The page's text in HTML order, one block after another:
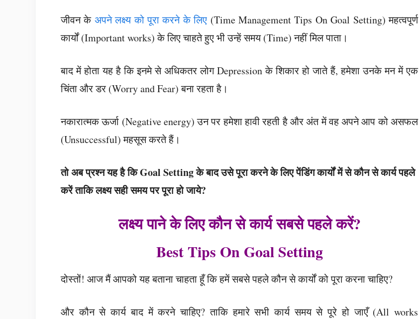
जीवन के अपने लक्ष्य को पूरा करने के लिए (Time Management Tips On Goal Setting) महत्वपूर्ण
कार्यों (Important works) के लिए चाहते हुए भी उन्हें समय (Time) नहीं मिल पाता।
बाद में होता यह है कि इनमे से अधिकतर लोग Depression के शिकार हो जाते हैं, हमेशा उनके मन में एक
चिंता और डर (Worry and Fear) बना रहता है।
नकारात्मक ऊर्जा (Negative energy) उन पर हमेशा हावी रहती है और अंत में वह अपने आप को असफल
(Unsuccessful) महसूस करते हैं।
तो अब प्रश्न यह है कि Goal Setting के बाद उसे पूरा करने के लिए पेंडिंग कार्यों में से कौन से कार्य पहले
करें ताकि लक्ष्य सही समय पर पूरा हो जाये?
लक्ष्य पाने के लिए कौन से कार्य सबसे पहले करें?
Best Tips On Goal Setting
दोस्तों! आज मैं आपको यह बताना चाहता हूँ कि हमें सबसे पहले कौन से कार्यों को पूरा करना चाहिए?
और कौन से कार्य बाद में करने चाहिए? ताकि हमारे सभी कार्य समय से पूरे हो जाएँ (All works